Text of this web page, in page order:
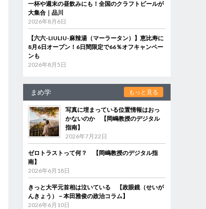
一杯や週末の昼飲みにも！全国のクラフトビールが
大集合｜品川
2026年8月6日
【六六-LIULIU-麻辣湯（マーラータン）】恵比寿に
8月6日オープン！6日間限定で66％オフキャンペー
ンも
2026年8月5日
まめ学 もっと見る
写真に埋まっている位置情報はおっ
かないのか 【岡嶋教授のデジタル
指南】
2026年7月22日
ゼロトラストって何？ 【岡嶋教授のデジタル指
南】
2026年6月18日
きっと大平元首相は泣いている 【政眼鏡（せいが
んきょう）－本田雅俊の政治コラム】
2026年6月10日